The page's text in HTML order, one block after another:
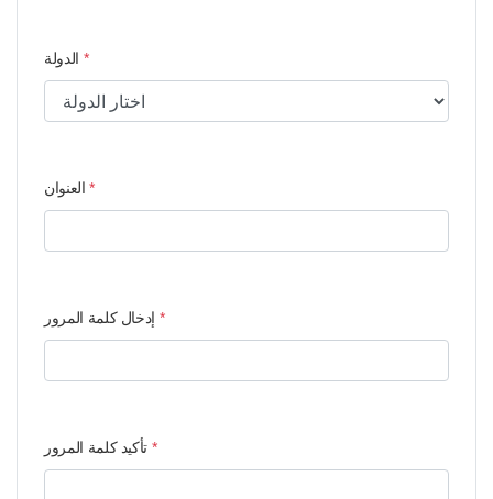
*
العنوان*
*
*